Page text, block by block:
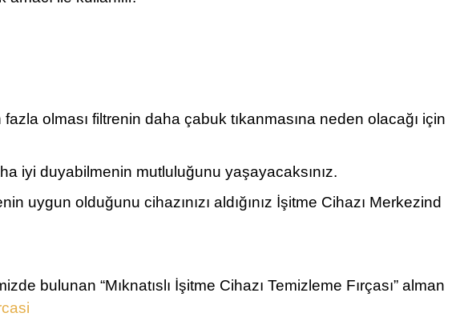
olması filtrenin daha çabuk tıkanmasına neden olacağı için
iyi duyabilmenin mutluluğunu yaşayacaksınız.
uygun olduğunu cihazınızı aldığınız İşitme Cihazı Merkezind
bulunan “Mıknatıslı İşitme Cihazı Temizleme Fırçası” alman